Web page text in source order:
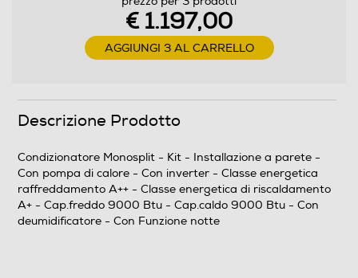
Coefficiente SEER
Coefficiente COP
4,66
Coefficiente SCOP
4
€ 1.197,00
AGGIUNGI 3 AL CARRELLO
Descrizione Prodotto
Condizionatore Monosplit - Kit - Installazione a parete -
Con pompa di calore - Con inverter - Classe energetica
raffreddamento A++ - Classe energetica di riscaldamento
A+ - Cap.freddo 9000 Btu - Cap.caldo 9000 Btu - Con
deumidificatore - Con Funzione notte